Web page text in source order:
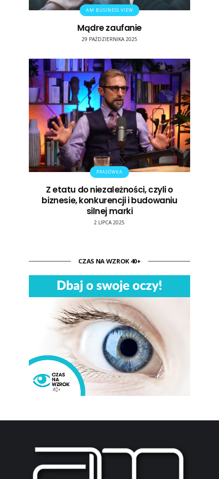
AM BUSINESS VIEW
Mądre zaufanie
29 PAŹDZIERNIKA 2025
PRASÓWKA
Z etatu do niezależności, czyli o
biznesie, konkurencji i budowaniu
silnej marki
2 LIPCA 2025
CZAS NA WZROK 40+